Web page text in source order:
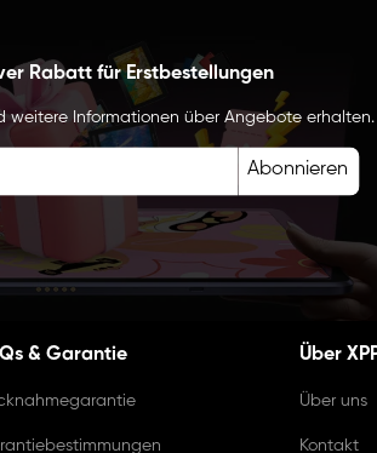
Rabatt für Erstbestellungen
weitere Informationen über Angebote erhalten.
Abonnieren
& Garantie Über
Über uns
Kontakt